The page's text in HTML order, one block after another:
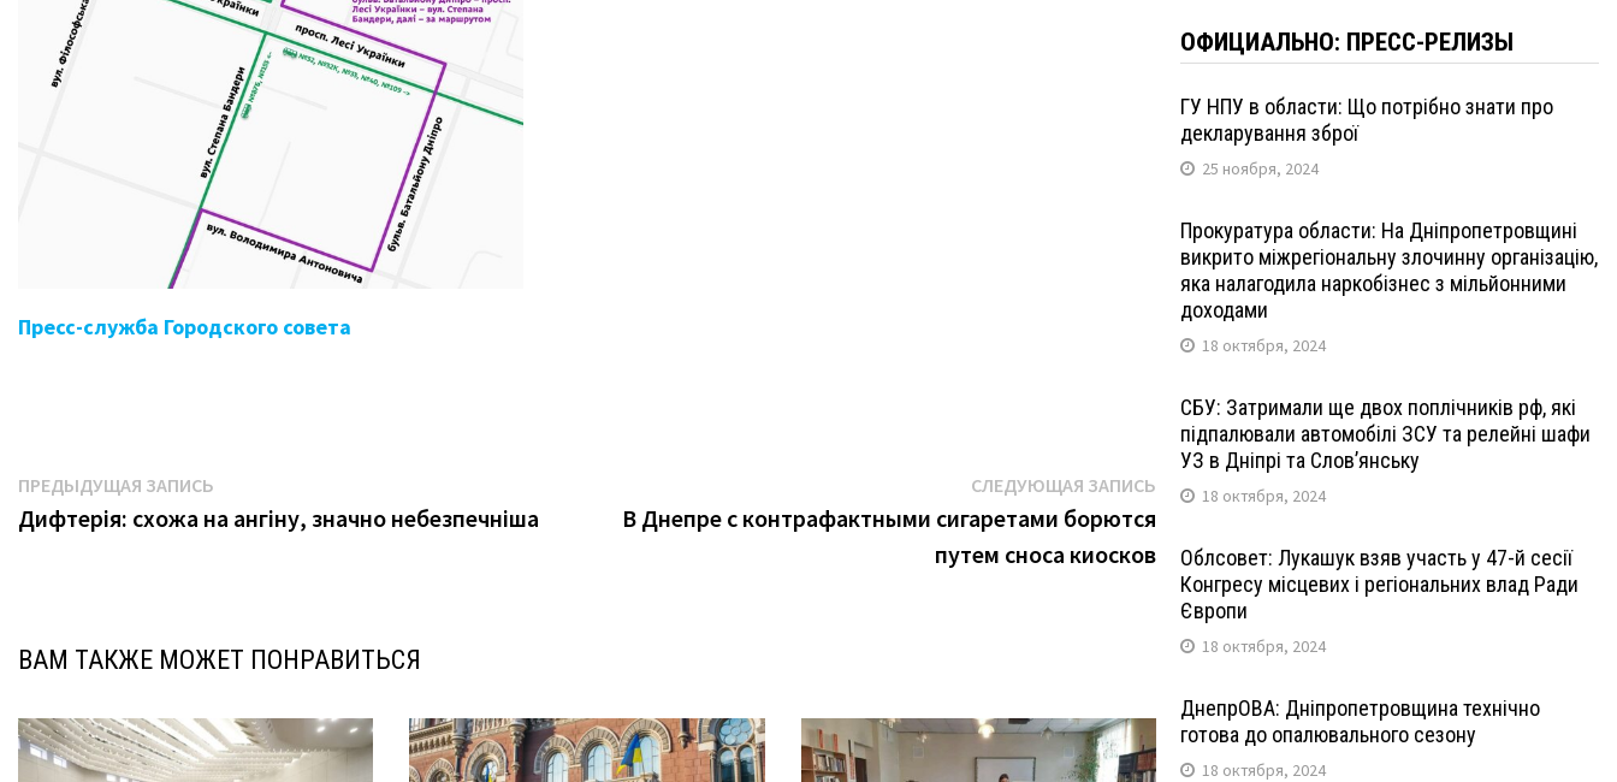
Пресс-служба Городского совета
Навигация
по
ПРЕДЫДУЩАЯ ЗАПИСЬ
запись:
Дифтерія: схожа на ангіну, значно небезпечніша
СЛЕДУЮЩАЯ ЗАПИСЬ Следующая
В Днепре с контрафактными сигаретами борются
путем сноса киосков
ВАМ ТАКЖЕ МОЖЕТ ПОНРАВИТЬСЯ
ОФИЦИАЛЬНО: ПРЕСС-РЕЛИЗЫ
ГУ НПУ в области: Що потрібно знати про
декларування зброї
25 ноября, 2024
Прокуратура области: На Дніпропетровщині
викрито міжрегіональну злочинну організацію,
яка налагодила наркобізнес з мільйонними
доходами
18 октября, 2024
СБУ: Затримали ще двох поплічників рф, які
підпалювали автомобілі ЗСУ та релейні шафи
УЗ в Дніпрі та Слов’янську
18 октября, 2024
Облсовет: Лукашук взяв участь у 47-й сесії
Конгресу місцевих і регіональних влад Ради
Європи
18 октября, 2024
ДнепрОВА: Дніпропетровщина технічно
готова до опалювального сезону
18 октября, 2024